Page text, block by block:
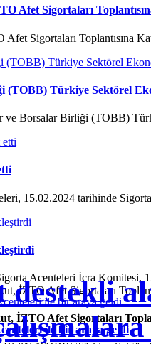
Afet Sigortaları
Sigortaları Toplantısına
Türkiye Sektörel
ve Borsalar Birliği (TOBB)
15.02.2024 tarihinde
Acenteleri İcra Komitesi,
ile bir araya geldi
İZTO Afet Sigortaları